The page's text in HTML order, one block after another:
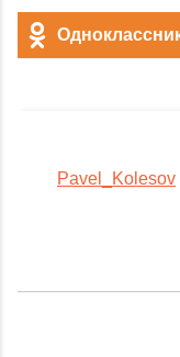
Pavel_Kolesov